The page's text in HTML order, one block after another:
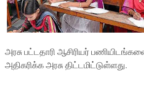
அரசு பட்டதாரி ஆசிரியர்
அதிகரிக்க அரசு திட்டமிட்டுள்ளது.